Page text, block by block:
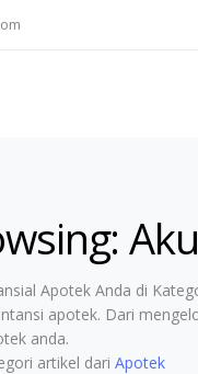
Apotek Anda di
apotek. Dari
anda.
artikel dari Apotek